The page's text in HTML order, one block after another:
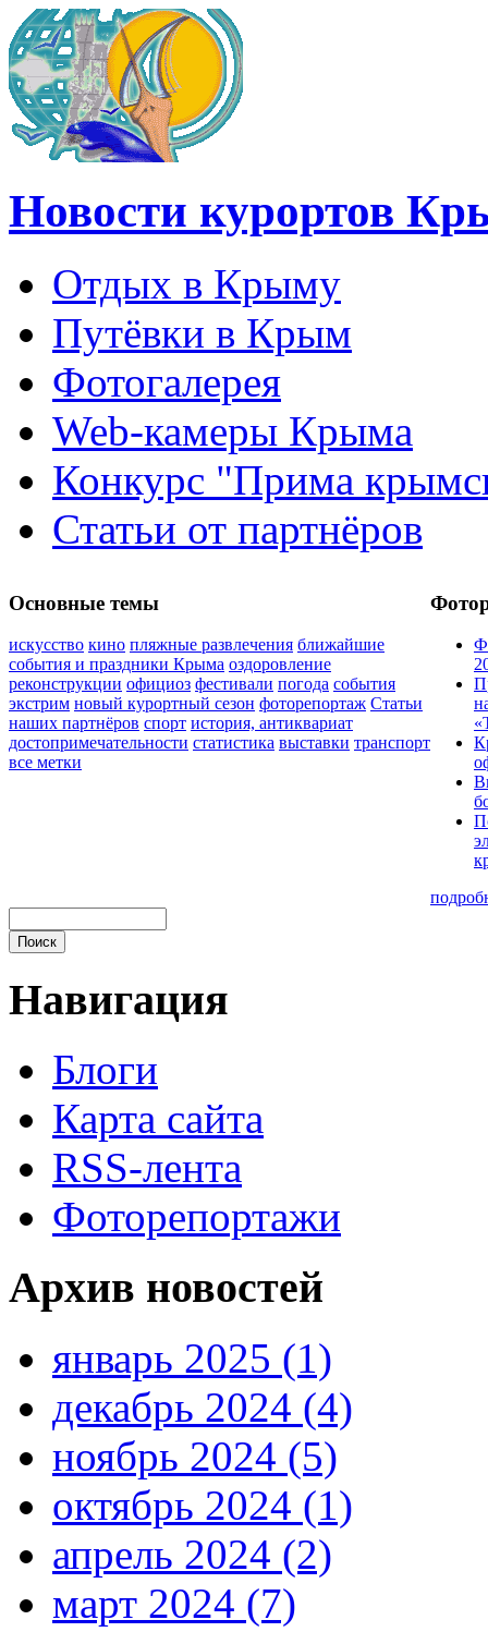
Новости курортов
Отдых в Крыму
Путёвки в Крым
Фотогалерея
Web-камеры Крыма
Конкурс "Прима
Статьи от партнёров
Основные темы
искусство кино пляжные развлечения ближайшие
события и праздники Крыма оздоровление
реконструкции официоз фестивали погода события
экстрим новый курортный сезон фоторепортаж Статьи
наших партнёров спорт история, антиквариат
достопримечательности статистика выставки транспорт
все метки
Навигация
Блоги
Карта сайта
RSS-лента
Фоторепортажи
Архив новостей
январь 2025 (1)
декабрь 2024 (4)
ноябрь 2024 (5)
октябрь 2024 (1)
апрель 2024 (2)
март 2024 (7)